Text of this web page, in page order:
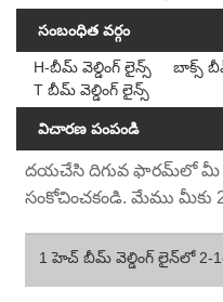
సంబంధిత వర్గం
H-బీమ్ వెల్డింగ్ లైన్స్
బాక్స్
T బీమ్ వెల్డింగ్ లైన్స్
విచారణ పంపండి
దయచేసి దిగువ ఫారమ్‌లో మీ
సంకోచించకండి. మేము మీకు